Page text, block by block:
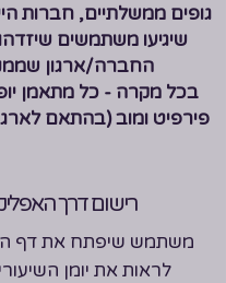
גופים ממשלתיים, חברות
שיגיעו משתמשים
החברה/ארגון
בכל מקרה - כל מתאמן
פירפיט ומוב (בהתאם
רישום דרך
לראות את יומן